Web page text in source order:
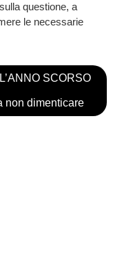
questione, a
le necessarie
SCORSO
non dimenticare